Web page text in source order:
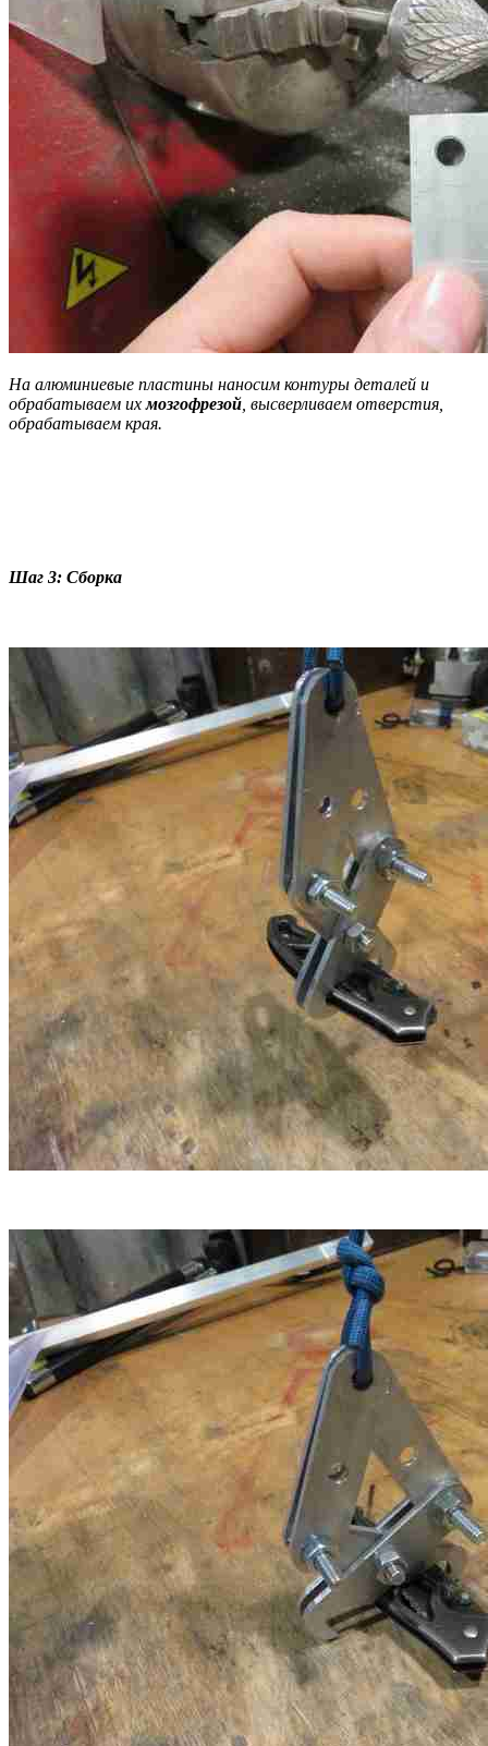
На алюминиевые пластины наносим контуры деталей и
обрабатываем ихмозгофрезой , высверливаем отверстия,
обрабатываем края.
Шаг 3: Сборка